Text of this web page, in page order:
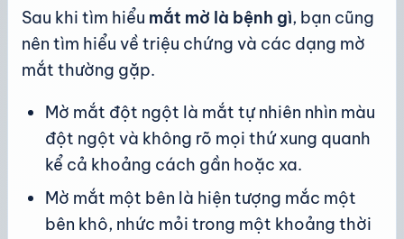
Sau khi tìm hiểu mắt mờ là bệnh gì, bạn cũng
nên tìm hiểu về triệu chứng và các dạng mờ
mắt thường gặp.
Mờ mắt đột ngột là mắt tự nhiên nhìn màu
đột ngột và không rõ mọi thứ xung quanh
kể cả khoảng cách gần hoặc xa.
Mờ mắt một bên là hiện tượng mắc một
bên khô, nhức mỏi trong một khoảng thời